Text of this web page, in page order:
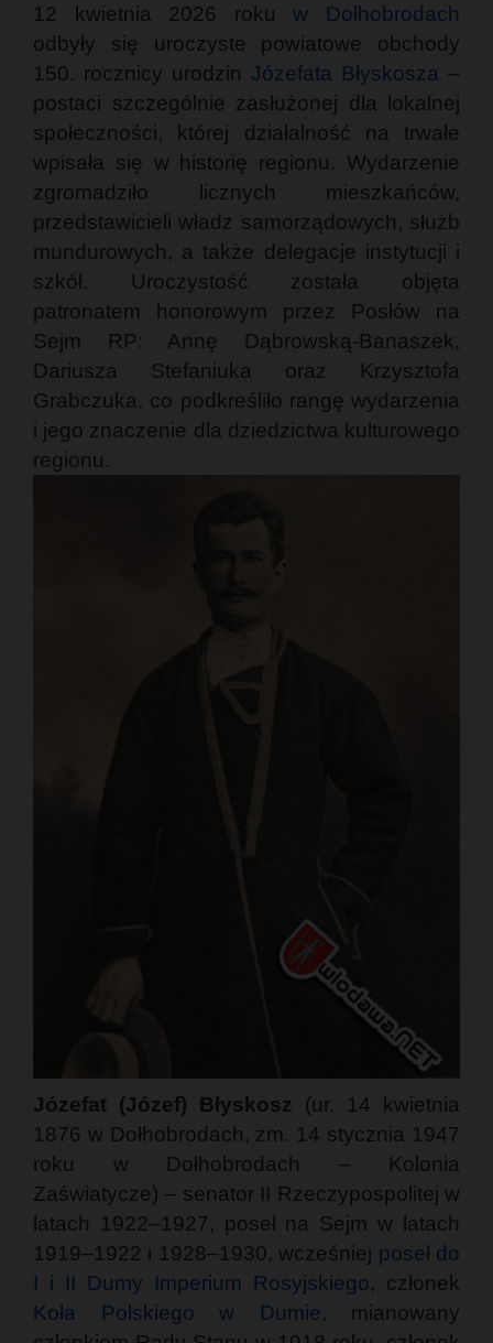
12 kwietnia 2026 rokuw Dołhobrodach
odbyły się uroczyste powiatowe obchody
150. rocznicy urodzin Józefata Błyskosza –
postaci szczególnie zasłużonej dla lokalnej
społeczności, której działalność na trwałe
wpisała się w historię regionu. Wydarzenie
zgromadziło licznych mieszkańców,
przedstawicieli władz samorządowych, służb
mundurowych, a także delegacje instytucji i
szkół. Uroczystość została objęta
patronatem honorowym przez Posłów na
Sejm RP: Annę Dąbrowską-Banaszek,
Dariusza Stefaniuka oraz Krzysztofa
Grabczuka, co podkreśliło rangę wydarzenia
i jego znaczenie dla dziedzictwa kulturowego
regionu.
Józefat (Józef) Błyskosz (ur. 14 kwietnia
1876 w Dołhobrodach, zm. 14 stycznia 1947
roku w Dołhobrodach – Kolonia
Zaświatycze) – senator II Rzeczypospolitej w
latach 1922–1927, poseł na Sejm w latach
1919–1922 i 1928–1930, wcześniej poseł do
I i II Dumy Imperium Rosyjskiego, członek
Koła Polskiego w Dumie, mianowany